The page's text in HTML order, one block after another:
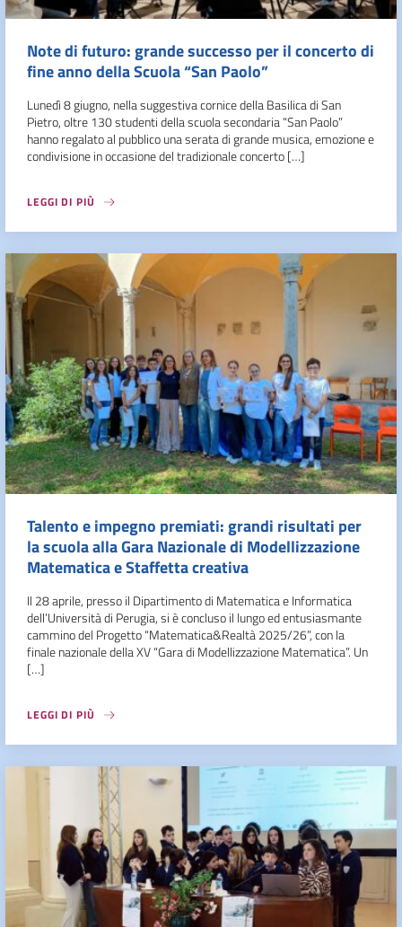
Note di futuro: grande successo per il concerto di
fine anno della Scuola “San Paolo”
Lunedì 8 giugno, nella suggestiva cornice della Basilica di San
Pietro, oltre 130 studenti della scuola secondaria “San Paolo”
hanno regalato al pubblico una serata di grande musica, emozione e
condivisione in occasione del tradizionale concerto […]
LEGGI DI PIÙ
Talento e impegno premiati: grandi risultati per
la scuola alla Gara Nazionale di Modellizzazione
Matematica e Staffetta creativa
Il 28 aprile, presso il Dipartimento di Matematica e Informatica
dell’Università di Perugia, si è concluso il lungo ed entusiasmante
cammino del Progetto “Matematica&Realtà 2025/26”, con la
finale nazionale della XV “Gara di Modellizzazione Matematica”. Un
[…]
LEGGI DI PIÙ